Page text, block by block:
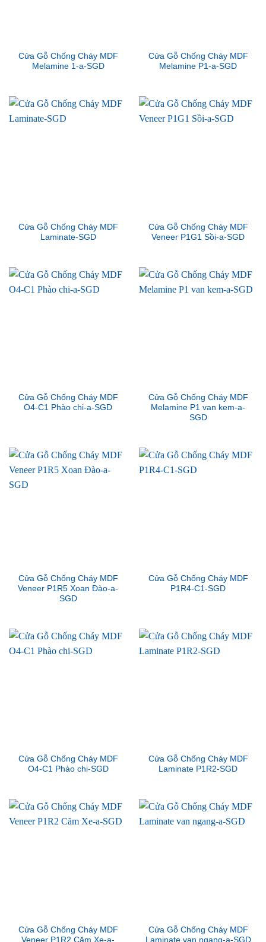
Cửa Gỗ Chống Cháy MDF
Melamine 1-a-SGD
Cửa Gỗ Chống Cháy MDF
Melamine P1-a-SGD
Cửa Gỗ Chống Cháy MDF
Laminate-SGD
Cửa Gỗ Chống Cháy MDF
Veneer P1G1 Sồi-a-SGD
Cửa Gỗ Chống Cháy MDF
O4-C1 Phào chi-a-SGD
Cửa Gỗ Chống Cháy MDF
Melamine P1 van kem-a-
SGD
Cửa Gỗ Chống Cháy MDF
Veneer P1R5 Xoan Đào-a-
SGD
Cửa Gỗ Chống Cháy MDF
P1R4-C1-SGD
Cửa Gỗ Chống Cháy MDF
O4-C1 Phào chi-SGD
Cửa Gỗ Chống Cháy MDF
Laminate P1R2-SGD
Cửa Gỗ Chống Cháy MDF
Veneer P1R2 Căm Xe-a-
Cửa Gỗ Chống Cháy MDF
Laminate van ngang-a-SGD